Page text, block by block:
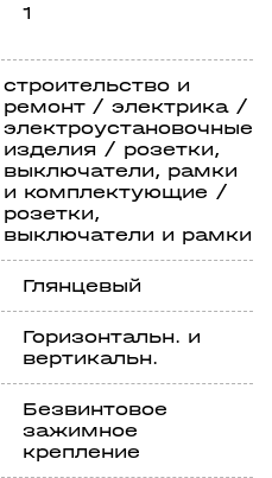
1
строительство и
ремонт / электрика /
электроустановочные
изделия / розетки,
выключатели, рамки
и комплектующие /
розетки,
выключатели и рамки
Глянцевый
Горизонтальн. и
вертикальн.
Безвинтовое
зажимное
крепление